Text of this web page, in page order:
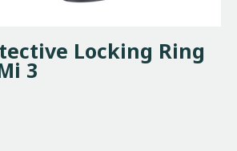
Locking Ring
3